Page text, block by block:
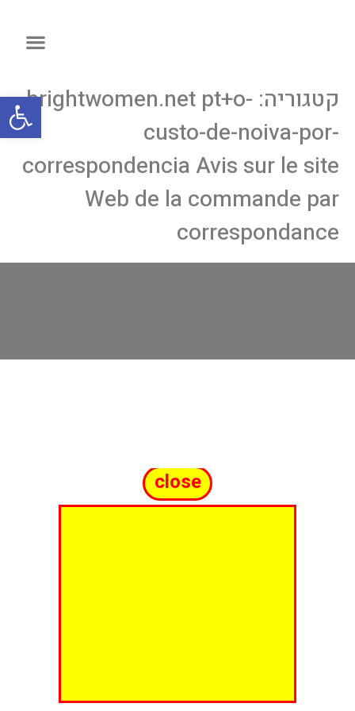
קטגוריה: brightwomen.net pt+o-
custo-de-noiva-por-
correspondencia Avis sur le site
Web de la commande par
correspondance
close